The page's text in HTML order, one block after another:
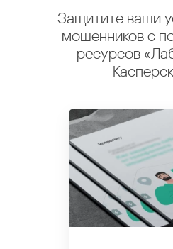
Защитите ваши
мошенников с
ресурсов